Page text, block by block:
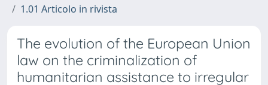
1.01 Articolo in rivista
The evolution of the European Union
law on the criminalization of
humanitarian assistance to irregular